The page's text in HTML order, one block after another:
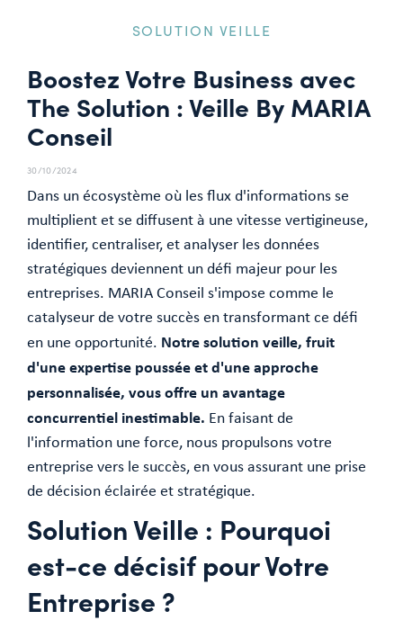
SOLUTION VEILLE
Boostez Votre Business avec
The Solution : Veille By MARIA
Conseil
30/10/2024
Dans un écosystème où les flux d'informations se
multiplient et se diffusent à une vitesse vertigineuse,
identifier, centraliser, et analyser les données
stratégiques deviennent un défi majeur pour les
entreprises. MARIA Conseil s'impose comme le
catalyseur de votre succès en transformant ce défi
en une opportunité. Notre solution veille, fruit
d'une expertise poussée et d'une approche
personnalisée, vous offre un avantage
concurrentiel inestimable. En faisant de
l'information une force, nous propulsons votre
entreprise vers le succès, en vous assurant une prise
de décision éclairée et stratégique.
Solution Veille : Pourquoi
est-ce décisif pour Votre
Entreprise ?